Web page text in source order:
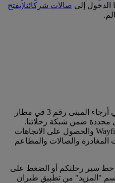
الدخول إلى صالات شركائنا(يفتح
تنقلوا بكل راحة وسلاسة في أرجاء المبنى رقم 3 في مطار
محددة ضمن شبكة رحلاتنا.
يمكنكم استخدام ميزة Wayfinder والحصول على الاتجاهات
المغادرة والصالات والمطاعم
سير رحلتكم أو الضغط على
"المزيد" من تطبيق طيران